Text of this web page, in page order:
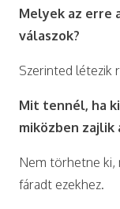
Melyek az erre
válaszok?
Szerinted létezik
Mit tennél, ha
miközben zajlik
Nem törhetne ki,
fáradt ezekhez.